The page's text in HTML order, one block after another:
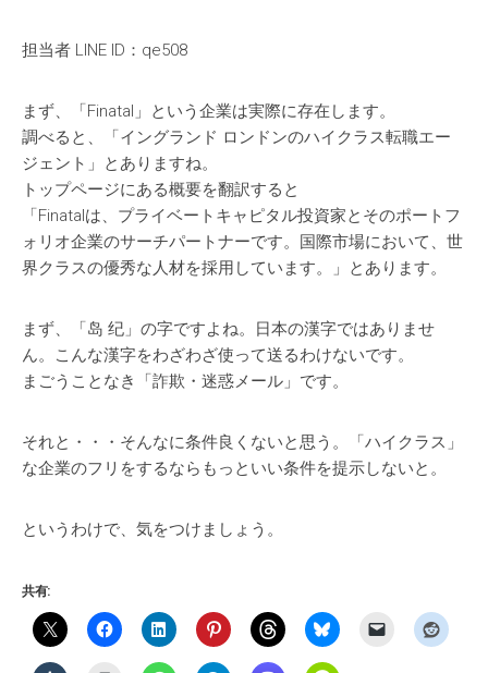
担当者 LINE ID：qe508
まず、「Finatal」という企業は実際に存在します。
調べると、「イングランド ロンドンのハイクラス転職エー
ジェント」とありますね。
トップページにある概要を翻訳すると
「Finatalは、プライベートキャピタル投資家とそのポートフ
ォリオ企業のサーチパートナーです。国際市場において、世
界クラスの優秀な人材を採用しています。」とあります。
まず、「岛 纪」の字ですよね。日本の漢字ではありませ
ん。こんな漢字をわざわざ使って送るわけないです。
まごうことなき「詐欺・迷惑メール」です。
それと・・・そんなに条件良くないと思う。「ハイクラス」
な企業のフリをするならもっといい条件を提示しないと。
というわけで、気をつけましょう。
共有: